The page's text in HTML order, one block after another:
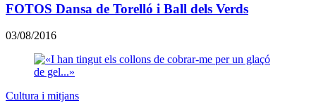
FOTOS Dansa de Torelló i Ball dels Verds
03/08/2016
Cultura i mitjans